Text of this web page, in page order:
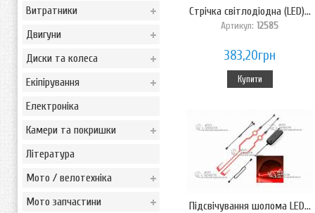
Витратники
Двигуни
Диски та колеса
Екіпірування
Електроніка
Камери та покришки
Література
Мото / велотехніка
Мото запчастини
Стрічка світлодіодна (LED)...
Артикул: 12585
383,20грн
Купити
Підсвічування шолома LED...